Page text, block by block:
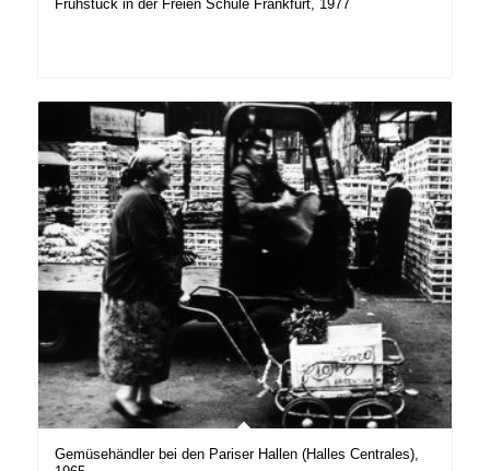
Frühstück in der Freien Schule Frankfurt, 1977
Gemüsehändler bei den Pariser Hallen (Halles Centrales),